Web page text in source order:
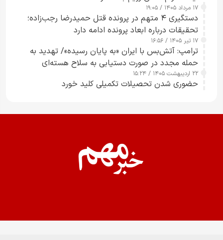
۱۷ مرداد ۱۴۰۵ / ۱۹:۰۵
دستگیری ۴ متهم در پرونده قتل حمیدرضا رجب‌زاده؛
تحقیقات درباره ابعاد پرونده ادامه دارد
۱۷ تیر ۱۴۰۵ / ۱۶:۵۶
ترامپ: آتش‌بس با ایران «به پایان رسیده»/ تهدید به
حمله مجدد در صورت دستیابی به سلاح هسته‌ای
۲۲ اردیبهشت ۱۴۰۵ / ۱۵:۲۴
حضوری شدن تحصیلات تکمیلی کلید خورد